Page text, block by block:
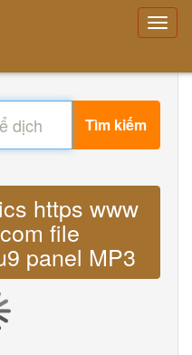
Tìm kiếm
https www
file
panel MP3